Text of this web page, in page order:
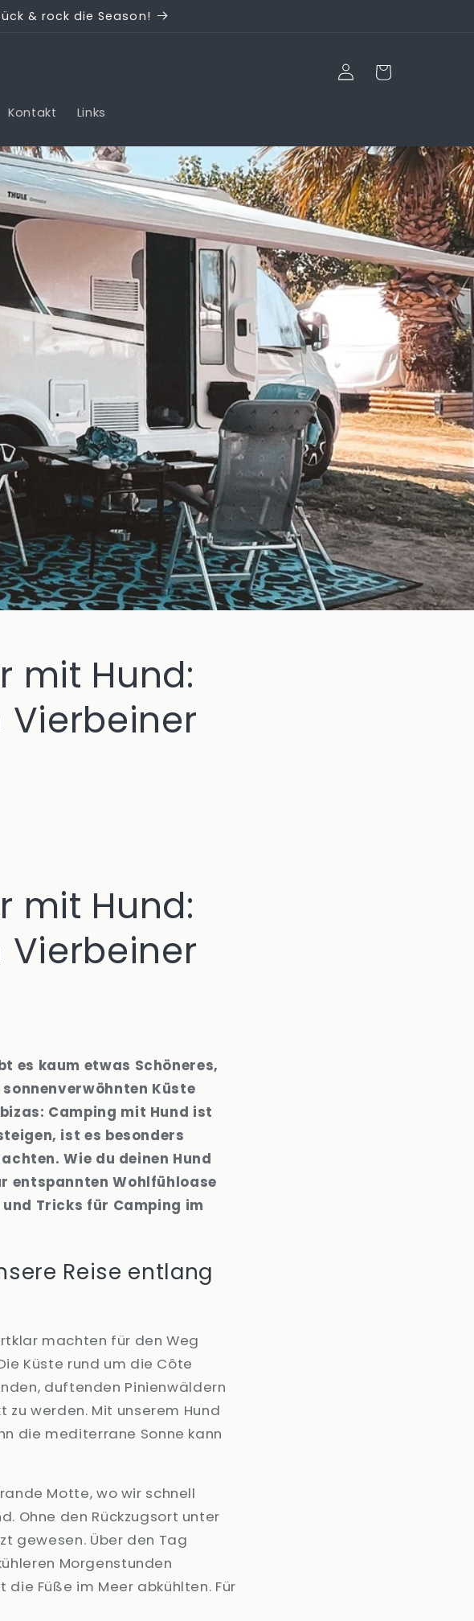
& rock die Season!
Kontakt Links
EinloggenWarenkorb
mit Hund:
Vierbeiner
mit Hund:
Vierbeiner
es kaum etwas Schöneres,
Küste
Camping mit Hund ist
ist es besonders
Wie du deinen Hund
entspannten Wohlfühloase
Tricks für Camping im
Reise entlang
machten für den Weg
Küste rund um die Côte
duftenden Pinienwäldern
werden. Mit unserem Hund
die mediterrane Sonne kann
Motte, wo wir schnell
Ohne den Rückzugsort unter
gewesen. Über den Tag
Morgenstunden
Füße im Meer abkühlten. Für